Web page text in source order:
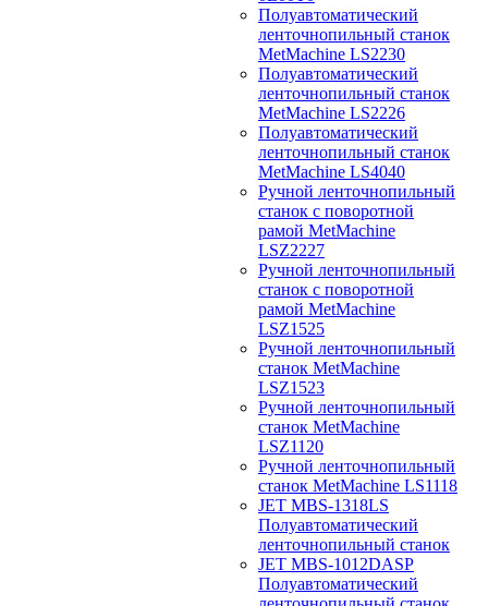
Полуавтоматический
ленточнопильный станок
MetMachine LS2230
Полуавтоматический
ленточнопильный станок
MetMachine LS2226
Полуавтоматический
ленточнопильный станок
MetMachine LS4040
Ручной ленточнопильный
станок с поворотной
рамой MetMachine
LSZ2227
Ручной ленточнопильный
станок с поворотной
рамой MetMachine
LSZ1525
Ручной ленточнопильный
станок MetMachine
LSZ1523
Ручной ленточнопильный
станок MetMachine
LSZ1120
Ручной ленточнопильный
станок MetMachine LS1118
JET MBS-1318LS
Полуавтоматический
ленточнопильный станок
JET MBS-1012DASP
Полуавтоматический